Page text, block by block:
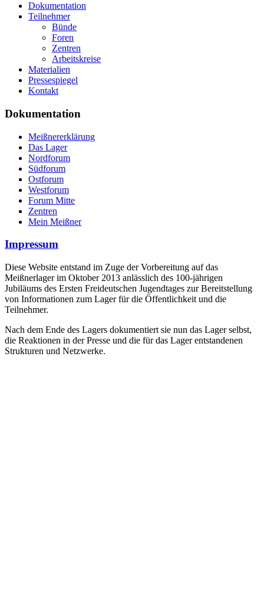
Dokumentation
Teilnehmer
Bünde
Foren
Zentren
Arbeitskreise
Materialien
Pressespiegel
Kontakt
Dokumentation
Meißnererklärung
Das Lager
Nordforum
Südforum
Ostforum
Westforum
Forum Mitte
Zentren
Mein Meißner
Impressum
Diese Website entstand im Zuge der Vorbereitung auf das
Meißnerlager im Oktober 2013 anlässlich des 100-jährigen
Jubiläums des Ersten Freideutschen Jugendtages zur Bereitstellung
von Informationen zum Lager für die Öffentlichkeit und die
Teilnehmer.
Nach dem Ende des Lagers dokumentiert sie nun das Lager selbst,
die Reaktionen in der Presse und die für das Lager entstandenen
Strukturen und Netzwerke.